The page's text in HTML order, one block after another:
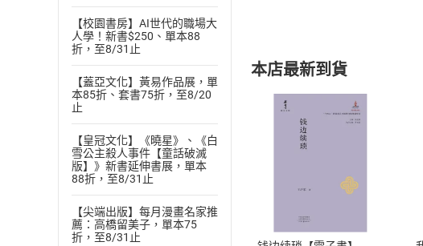
【校園書房】AI世代的職場大
人學！新書$250、單本88
折，至8/31止
【蓋亞文化】黃易作品展，單
本85折、套書75折，至8/20
止
【皇冠文化】《曉星》、《白
雪公主殺人事件【童話破滅
版】》新書延伸書展，單本
88折，至8/31止
【尖端出版】每月漫畫名家推
薦：高橋留美子，單本75
折，至8/31止
付款方式
ATM轉帳、信用卡、LINE
本店最新到貨